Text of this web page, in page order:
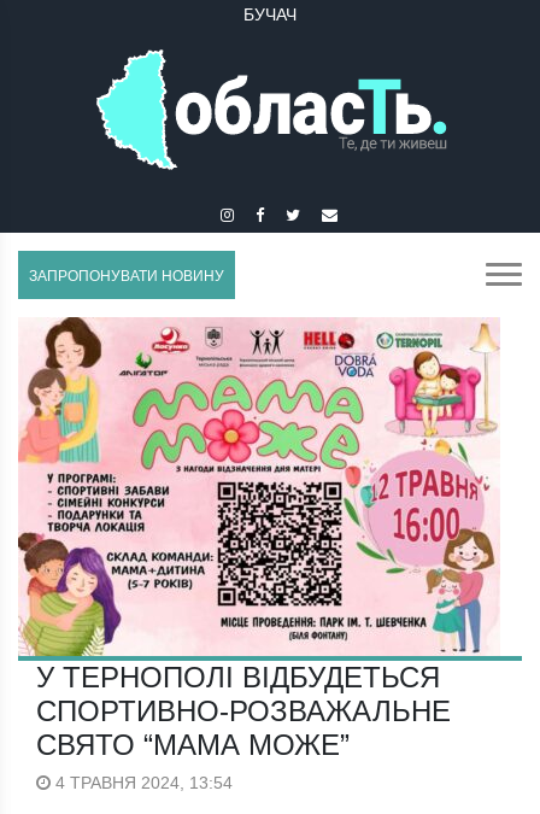
ГУСЯТИН
ЗАПРОПОНУВАТИ НОВИНУ
У ТЕРНОПОЛІ ВІДБУДЕТЬСЯ
СПОРТИВНО-РОЗВАЖАЛЬНЕ
СВЯТО “МАМА МОЖЕ”
4 ТРАВНЯ 2024, 13:54